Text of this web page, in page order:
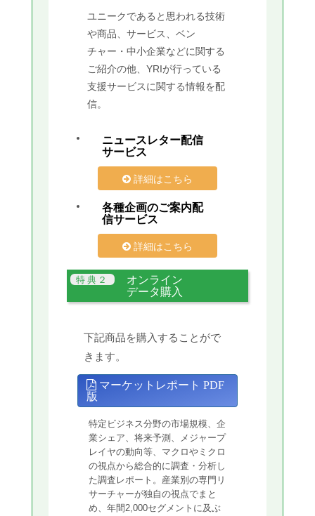
ユニークであると思われる技術
や商品、サービス、ベン
チャー・中小企業などに関する
ご紹介の他、YRIが行っている
支援サービスに関する情報を配
信。
ニュースレター配信
サービス
詳細はこちら
各種企画のご案内配
信サービス
詳細はこちら
オンライン
データ購入
下記商品を購入することがで
きます。
マーケットレポート PDF
版
特定ビジネス分野の市場規模、企
業シェア、将来予測、メジャープ
レイヤの動向等、マクロやミクロ
の視点から総合的に調査・分析し
た調査レポート。産業別の専門リ
サーチャーが独自の視点でまと
め、年間2,000セグメントに及ぶ